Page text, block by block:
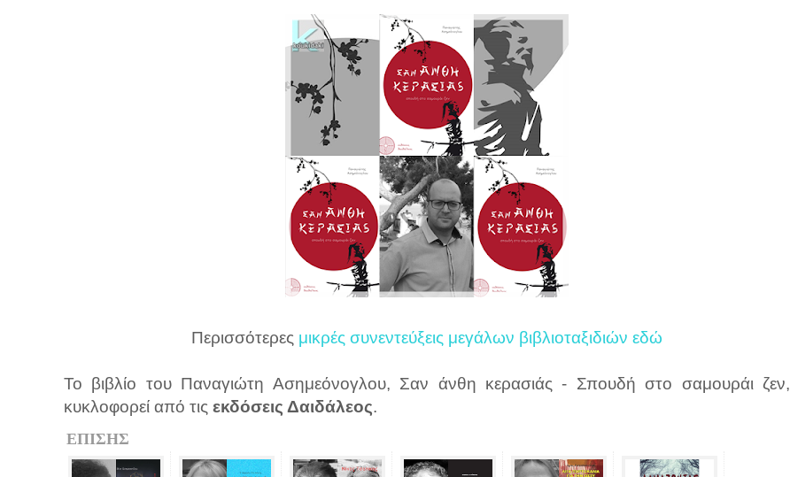
Περισσότερες μικρές συνεντεύξεις μεγάλων βιβλιοταξιδιών εδώ
Το βιβλίο του Παναγιώτη Ασημεόνογλου, Σαν άνθη κερασιάς - Σπουδή στο σαμουράι ζεν,
κυκλοφορεί από τις εκδόσεις Δαιδάλεος.
ΕΠΙΣΗΣ